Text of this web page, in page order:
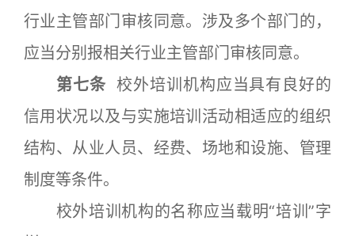
行业主管部门审核同意。涉及多个部门的，
应当分别报相关行业主管部门审核同意。
第七条 校外培训机构应当具有良好的
信用状况以及与实施培训活动相适应的组织
结构、从业人员、经费、场地和设施、管理
制度等条件。
校外培训机构的名称应当载明“培训”字